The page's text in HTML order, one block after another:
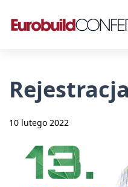
10 lutego 2022